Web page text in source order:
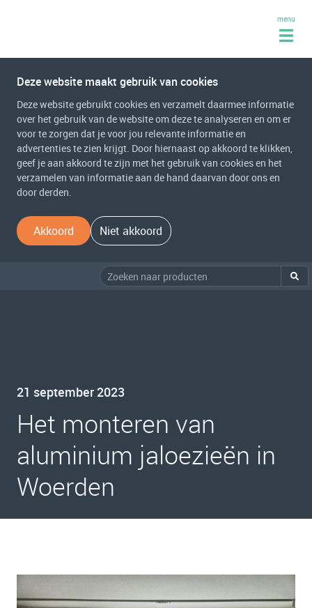
menu
Deze website maakt gebruik van cookies
Deze website gebruikt cookies en verzamelt daarmee informatie
over het gebruik van de website om deze te analyseren en om er
voor te zorgen dat je voor jou relevante informatie en
advertenties te zien krijgt. Door hiernaast op akkoord te klikken,
geef je aan akkoord te zijn met het gebruik van cookies en het
verzamelen van informatie aan de hand daarvan door ons en
door derden.
Akkoord Niet akkoord
21 september 2023
Het monteren van
aluminium jaloezieën in
Woerden